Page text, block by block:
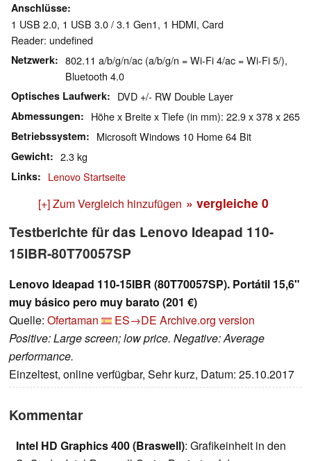
Anschlüsse
1 USB 2.0, 1 USB 3.0 / 3.1 Gen1, 1 HDMI, Card
Reader: undefined
Netzwerk
802.11 a/b/g/n/ac (a/b/g/n = Wi-Fi 4/ac = Wi-Fi 5/),
Bluetooth 4.0
Optisches Laufwerk DVD +/- RW Double Layer
Abmessungen Höhe x Breite x Tiefe (in mm): 22.9 x 378 x 265
Betriebssystem Microsoft Windows 10 Home 64 Bit
Gewicht 2.3 kg
Links Lenovo Startseite
[+] Zum Vergleich hinzufügen » vergleiche 0
Testberichte für das Lenovo Ideapad 110-
15IBR-80T70057SP
Lenovo Ideapad 110-15IBR (80T70057SP). Portátil 15,6"
muy básico pero muy barato (201 €)
Quelle: Ofertaman ES→DE Archive.org version
Positive: Large screen; low price. Negative: Average
performance.
Einzeltest, online verfügbar, Sehr kurz, Datum: 25.10.2017
Kommentar
Intel HD Graphics 400 (Braswell): Grafikeinheit in den